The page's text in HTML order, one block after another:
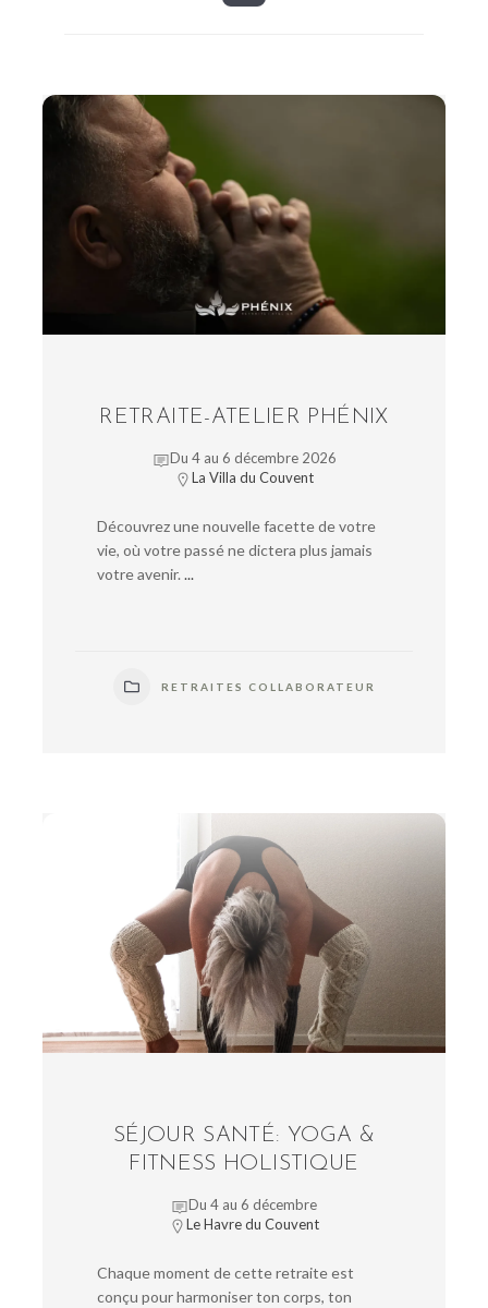
RETRAITE-ATELIER PHÉNIX
Du 4 au 6 décembre 2026
La Villa du Couvent
Découvrez une nouvelle facette de votre
vie, où votre passé ne dictera plus jamais
votre avenir. ...
RETRAITES COLLABORATEUR
SÉJOUR SANTÉ: YOGA &
FITNESS HOLISTIQUE
Du 4 au 6 décembre
Le Havre du Couvent
Chaque moment de cette retraite est
conçu pour harmoniser ton corps, ton